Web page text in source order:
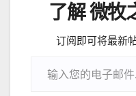
了解 微牧
订阅即可将最新